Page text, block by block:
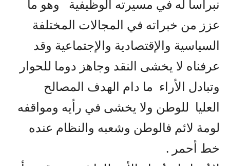
نبراسا له في مسيرته الوظيفية وهو ما
عزز من خبراته في المجالات المختلفة
السياسية والإقتصادية والإجتماعية وقد
عرفناه لا يخشى النقد وجاهز دوما للحوار
وتبادل الأراء ما دام الهدف المصالح
العليا للوطن ولا يخشى في رأيه ومواقفه
لومة لائم فالوطن وشعبه والنظام عنده
خط أحمر .